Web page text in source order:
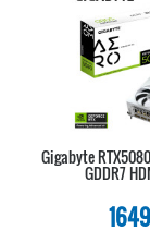
Gigabyte
GDDR7
1649